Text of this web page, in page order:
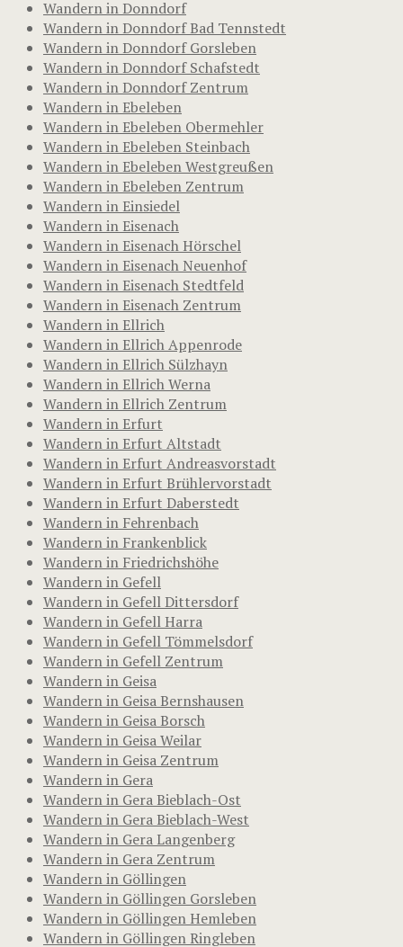
Wandern in Donndorf
Wandern in Donndorf Bad Tennstedt
Wandern in Donndorf Gorsleben
Wandern in Donndorf Schafstedt
Wandern in Donndorf Zentrum
Wandern in Ebeleben
Wandern in Ebeleben Obermehler
Wandern in Ebeleben Steinbach
Wandern in Ebeleben Westgreußen
Wandern in Ebeleben Zentrum
Wandern in Einsiedel
Wandern in Eisenach
Wandern in Eisenach Hörschel
Wandern in Eisenach Neuenhof
Wandern in Eisenach Stedtfeld
Wandern in Eisenach Zentrum
Wandern in Ellrich
Wandern in Ellrich Appenrode
Wandern in Ellrich Sülzhayn
Wandern in Ellrich Werna
Wandern in Ellrich Zentrum
Wandern in Erfurt
Wandern in Erfurt Altstadt
Wandern in Erfurt Andreasvorstadt
Wandern in Erfurt Brühlervorstadt
Wandern in Erfurt Daberstedt
Wandern in Fehrenbach
Wandern in Frankenblick
Wandern in Friedrichshöhe
Wandern in Gefell
Wandern in Gefell Dittersdorf
Wandern in Gefell Harra
Wandern in Gefell Tömmelsdorf
Wandern in Gefell Zentrum
Wandern in Geisa
Wandern in Geisa Bernshausen
Wandern in Geisa Borsch
Wandern in Geisa Weilar
Wandern in Geisa Zentrum
Wandern in Gera
Wandern in Gera Bieblach-Ost
Wandern in Gera Bieblach-West
Wandern in Gera Langenberg
Wandern in Gera Zentrum
Wandern in Göllingen
Wandern in Göllingen Gorsleben
Wandern in Göllingen Hemleben
Wandern in Göllingen Ringleben